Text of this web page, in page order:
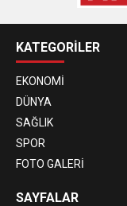
KATEGORİLER
EKONOMİ
DÜNYA
SAĞLIK
SPOR
FOTO GALERİ
SAYFALAR